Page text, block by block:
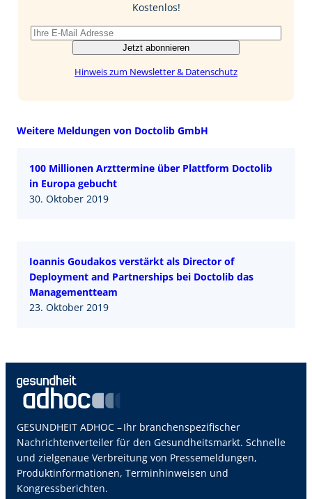
Kostenlos!
Jetzt abonnieren
Hinweis zum Newsletter & Datenschutz
Weitere Meldungen von Doctolib GmbH
100 Millionen Arzttermine über Plattform Doctolib
in Europa gebucht
30. Oktober 2019
Ioannis Goudakos verstärkt als Director of
Deployment and Partnerships bei Doctolib das
Managementteam
23. Oktober 2019
GESUNDHEIT ADHOC – Ihr branchenspezifischer
Nachrichtenverteiler für den Gesundheitsmarkt. Schnelle
und zielgenaue Verbreitung von Pressemeldungen,
Produktinformationen, Terminhinweisen und
Kongressberichten.